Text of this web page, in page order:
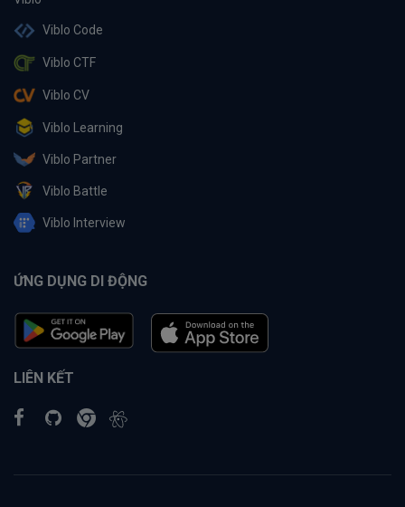
Viblo Code
Viblo CTF
Viblo CV
Viblo Learning
Viblo Partner
Viblo Battle
Viblo Interview
ỨNG DỤNG DI ĐỘNG
LIÊN KẾT